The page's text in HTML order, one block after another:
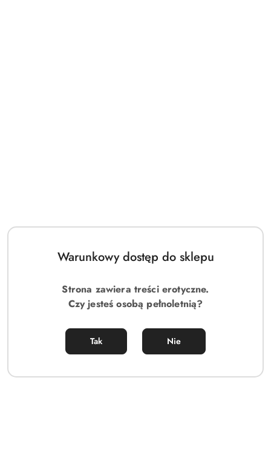
Warunkowy dostęp do sklepu
Strona zawiera treści erotyczne.
Czy jesteś osobą pełnoletnią?
Tak Nie